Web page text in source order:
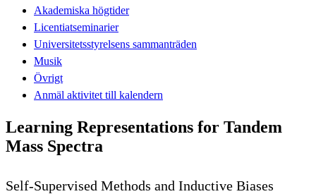
Akademiska högtider
Licentiatseminarier
Universitetsstyrelsens sammanträden
Musik
Övrigt
Anmäl aktivitet till kalendern
Learning Representations for Tandem
Mass Spectra
Self-Supervised Methods and Inductive Biases